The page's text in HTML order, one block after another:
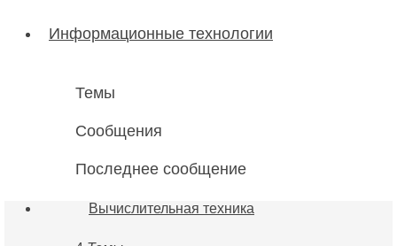
Информационные технологии
Темы
Сообщения
Последнее сообщение
Вычислительная техника